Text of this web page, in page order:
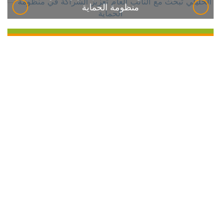
منظومة الحماية